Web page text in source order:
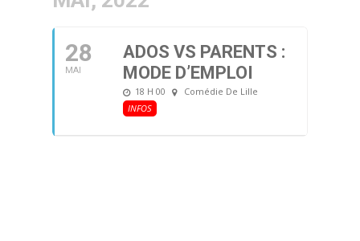
28
MAI
ADOS VS PARENTS :
MODE D’EMPLOI
18 H 00
Comédie De Lille
INFOS